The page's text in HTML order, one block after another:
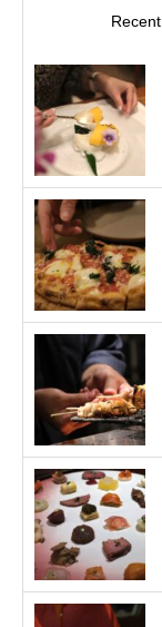
Recent